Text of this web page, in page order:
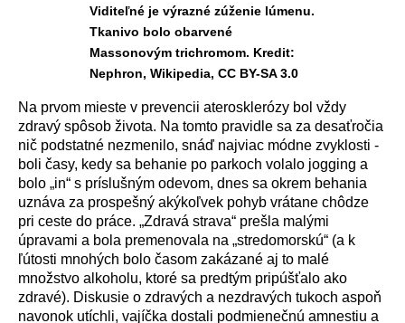
Viditeľné je výrazné zúženie lúmenu.
Tkanivo bolo obarvené
Massonovým trichromom. Kredit:
Nephron, Wikipedia, CC BY-SA 3.0
Na prvom mieste v prevencii aterosklerózy bol vždy
zdravý spôsob života. Na tomto pravidle sa za desaťročia
nič podstatné nezmenilo, snáď najviac módne zvyklosti -
boli časy, kedy sa behanie po parkoch volalo jogging a
bolo „in“ s príslušným odevom, dnes sa okrem behania
uznáva za prospešný akýkoľvek pohyb vrátane chôdze
pri ceste do práce. „Zdravá strava“ prešla malými
úpravami a bola premenovala na „stredomorskú“ (a k
ľútosti mnohých bolo časom zakázané aj to malé
množstvo alkoholu, ktoré sa predtým pripúšťalo ako
zdravé). Diskusie o zdravých a nezdravých tukoch aspoň
navonok utíchli, vajíčka dostali podmienečnú amnestiu a